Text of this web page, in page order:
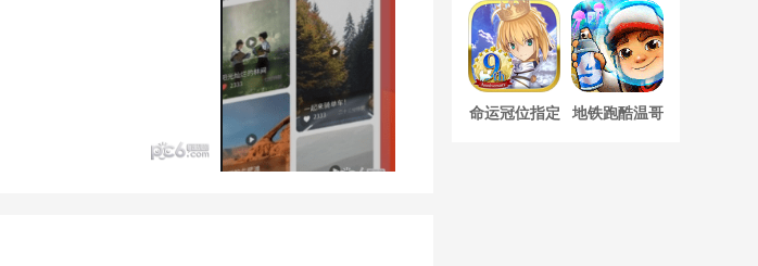
版内置菜单 解版内置菜单
MOD修改器
命运冠位指定 地铁跑酷温哥